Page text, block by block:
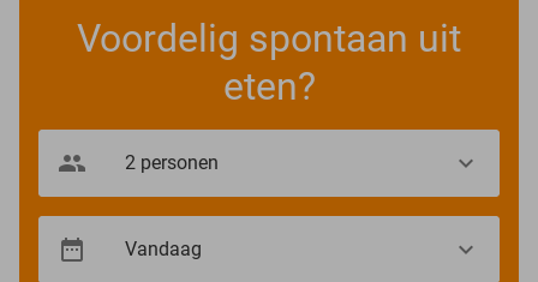
Voordelig spontaan uit
eten?